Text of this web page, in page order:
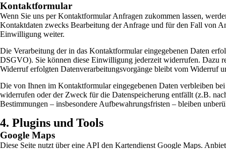
Kontaktformular
Wenn Sie uns per Kontaktformular Anfragen zukommen lassen,
Kontaktdaten zwecks Bearbeitung der Anfrage und für den Fall von
Einwilligung weiter.
Die Verarbeitung der in das Kontaktformular eingegebenen Daten
DSGVO). Sie können diese Einwilligung jederzeit widerrufen. Dazu
Widerruf erfolgten Datenverarbeitungsvorgänge bleibt vom Widerruf
Die von Ihnen im Kontaktformular eingegebenen Daten verbleiben
widerrufen oder der Zweck für die Datenspeicherung entfällt (z.B.
Bestimmungen – insbesondere Aufbewahrungsfristen – bleiben
4. Plugins und Tools
Google Maps
Diese Seite nutzt über eine API den Kartendienst Google Maps.